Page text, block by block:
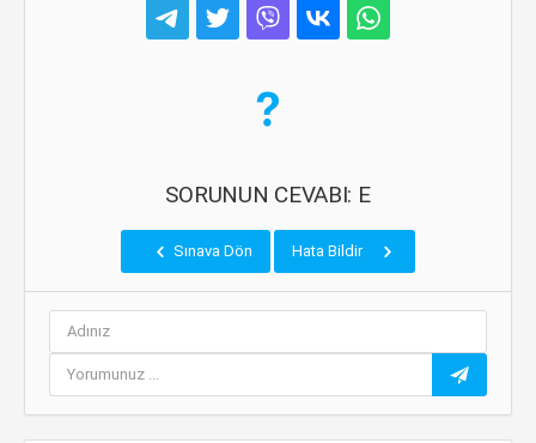
SORUNUN CEVABI: E
Sınava Dön Hata Bildir